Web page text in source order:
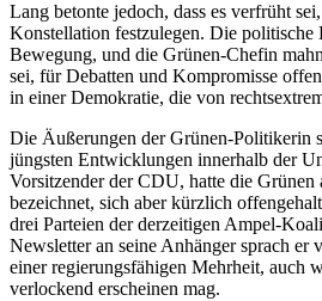
Lang betonte jedoch, dass es verfrüht
Konstellation festzulegen. Die politische
Bewegung, und die Grünen-Chefin
sei, für Debatten und Kompromisse
in einer Demokratie, die von
Die Äußerungen der Grünen-Politikerin
jüngsten Entwicklungen innerhalb der
Vorsitzender der CDU, hatte die Grünen
bezeichnet, sich aber kürzlich
drei Parteien der derzeitigen Ampel-
Newsletter an seine Anhänger sprach er
einer regierungsfähigen Mehrheit, auch
verlockend erscheinen mag.